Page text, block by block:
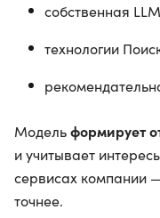
собственная
технологии
Модельформирует
и учитывает
сервисах компании
точнее.